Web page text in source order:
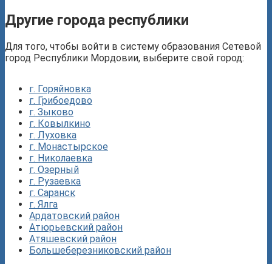
Другие города республики
Для того, чтобы войти в систему образования Сетевой
город Республики Мордовии, выберите свой город:
г. Горяйновка
г. Грибоедово
г. Зыково
г. Ковылкино
г. Луховка
г. Монастырское
г. Николаевка
г. Озерный
г. Рузаевка
г. Саранск
г. Ялга
Ардатовский район
Атюрьевский район
Атяшевский район
Большеберезниковский район